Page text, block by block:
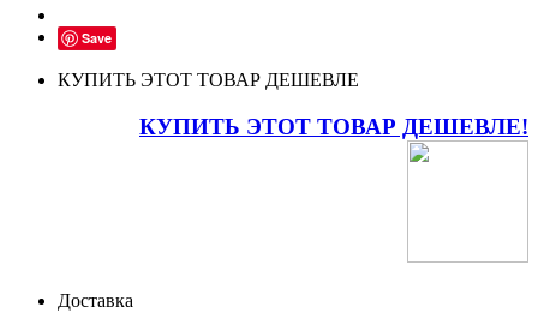
Save
КУПИТЬ ЭТОТ ТОВАР ДЕШЕВЛЕ
КУПИТЬ ЭТОТ ТОВАР ДЕШЕВЛЕ!
Доставка